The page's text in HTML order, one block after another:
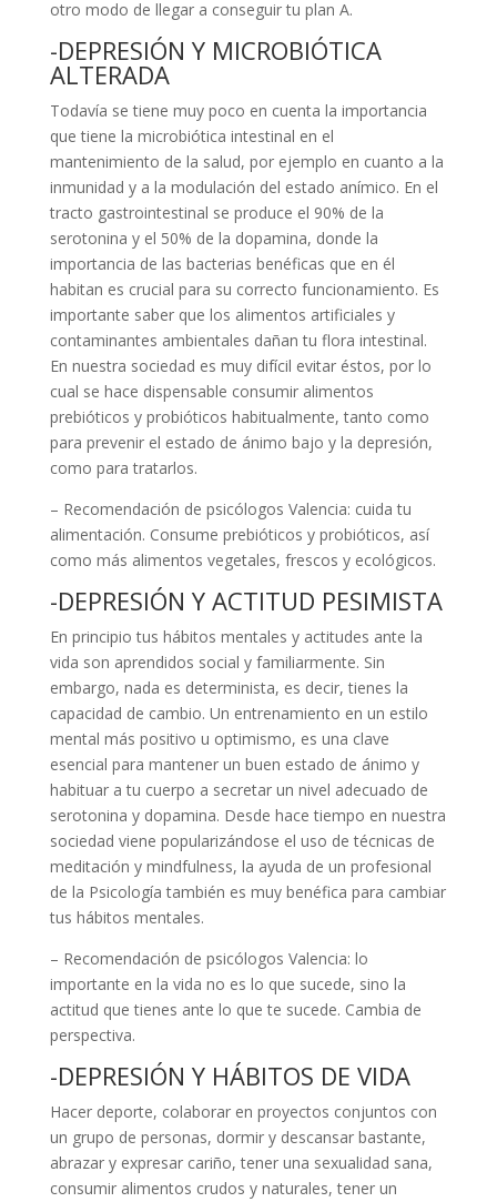
otro modo de llegar a conseguir tu plan A.
-DEPRESIÓN Y MICROBIÓTICA
ALTERADA
Todavía se tiene muy poco en cuenta la importancia
que tiene la microbiótica intestinal en el
mantenimiento de la salud, por ejemplo en cuanto a la
inmunidad y a la modulación del estado anímico. En el
tracto gastrointestinal se produce el 90% de la
serotonina y el 50% de la dopamina, donde la
importancia de las bacterias benéficas que en él
habitan es crucial para su correcto funcionamiento. Es
importante saber que los alimentos artificiales y
contaminantes ambientales dañan tu flora intestinal.
En nuestra sociedad es muy difícil evitar éstos, por lo
cual se hace dispensable consumir alimentos
prebióticos y probióticos habitualmente, tanto como
para prevenir el estado de ánimo bajo y la depresión,
como para tratarlos.
– Recomendación de psicólogos Valencia: cuida tu
alimentación. Consume prebióticos y probióticos, así
como más alimentos vegetales, frescos y ecológicos.
-DEPRESIÓN Y ACTITUD PESIMISTA
En principio tus hábitos mentales y actitudes ante la
vida son aprendidos social y familiarmente. Sin
embargo, nada es determinista, es decir, tienes la
capacidad de cambio. Un entrenamiento en un estilo
mental más positivo u optimismo, es una clave
esencial para mantener un buen estado de ánimo y
habituar a tu cuerpo a secretar un nivel adecuado de
serotonina y dopamina. Desde hace tiempo en nuestra
sociedad viene popularizándose el uso de técnicas de
meditación y mindfulness, la ayuda de un profesional
de la Psicología también es muy benéfica para cambiar
tus hábitos mentales.
– Recomendación de psicólogos Valencia: lo
importante en la vida no es lo que sucede, sino la
actitud que tienes ante lo que te sucede. Cambia de
perspectiva.
-DEPRESIÓN Y HÁBITOS DE VIDA
Hacer deporte, colaborar en proyectos conjuntos con
un grupo de personas, dormir y descansar bastante,
abrazar y expresar cariño, tener una sexualidad sana,
consumir alimentos crudos y naturales, tener un